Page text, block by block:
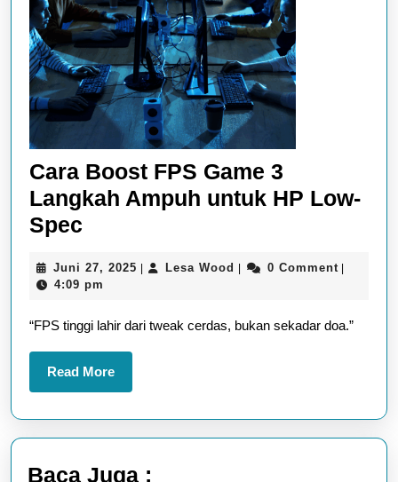
Cara Boost FPS Game 3
Langkah Ampuh untuk HP Low-
Spec
FPS
3
Langkah
Ampuh
HP
Low-
Juni 27, 2025 Juni
| Lesa Wood Lesa
| 0 Comment |
4:09 pm
“FPS tinggi lahir dari tweak cerdas, bukan sekadar doa.”
Read MoreRead
More
Baca Juga :